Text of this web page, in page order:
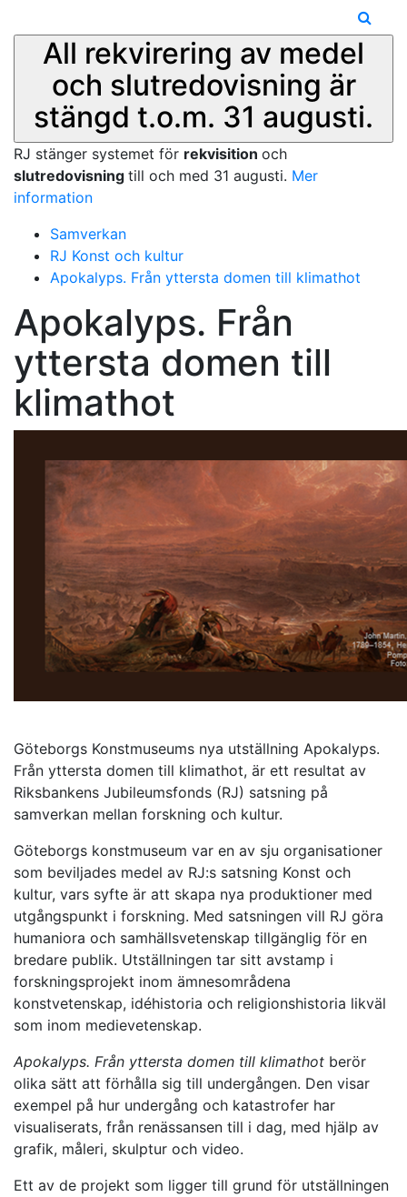
All rekvirering av medel
och slutredovisning är
stängd t.o.m. 31 augusti.
RJ stänger systemet för rekvisition och
slutredovisning till och med 31 augusti. Mer
information
Samverkan
RJ Konst och kultur
Apokalyps. Från yttersta domen till klimathot
Apokalyps. Från
yttersta domen till
klimathot
Göteborgs Konstmuseums nya utställning Apokalyps.
Från yttersta domen till klimathot, är ett resultat av
Riksbankens Jubileumsfonds (RJ) satsning på
samverkan mellan forskning och kultur.
Göteborgs konstmuseum var en av sju organisationer
som beviljades medel av RJ:s satsning Konst och
kultur, vars syfte är att skapa nya produktioner med
utgångspunkt i forskning. Med satsningen vill RJ göra
humaniora och samhällsvetenskap tillgänglig för en
bredare publik. Utställningen tar sitt avstamp i
forskningsprojekt inom ämnesområdena
konstvetenskap, idéhistoria och religionshistoria likväl
som inom medievetenskap.
Apokalyps. Från yttersta domen till klimathot berör
olika sätt att förhålla sig till undergången. Den visar
exempel på hur undergång och katastrofer har
visualiserats, från renässansen till i dag, med hjälp av
grafik, måleri, skulptur och video.
Ett av de projekt som ligger till grund för utställningen